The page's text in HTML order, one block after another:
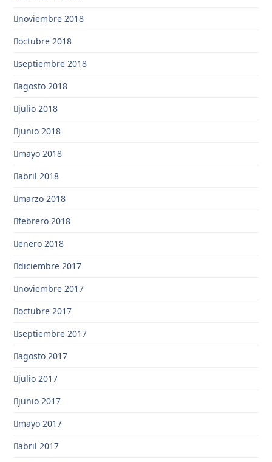
noviembre 2018
octubre 2018
septiembre 2018
agosto 2018
julio 2018
junio 2018
mayo 2018
abril 2018
marzo 2018
febrero 2018
enero 2018
diciembre 2017
noviembre 2017
octubre 2017
septiembre 2017
agosto 2017
julio 2017
junio 2017
mayo 2017
abril 2017